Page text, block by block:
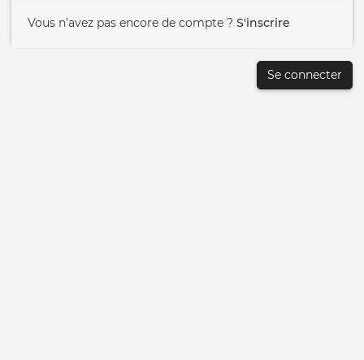
Vous n'avez pas encore de compte ? S'inscrire
Se connecter